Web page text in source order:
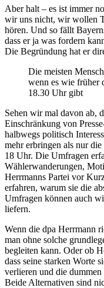
Aber halt – es ist immer
wir uns nicht, wir wollen
hören. Und so fällt
dass er ja was fordern
Die Begründung hat er
Die meisten
wenn es wie früher
18.30 Uhr gibt
Sehen wir mal davon ab,
Einschränkung von
halbwegs politisch
mehr erbringen als nur
18 Uhr. Die Umfragen
Wählerwanderungen,
Herrmanns Partei vor
erfahren, warum sie die
Umfragen können auch
liefern.
Wenn die dpa Herrmann
man ohne solche
begleiten kann. Oder ob
dass seine starken Worte
verlieren und die
Beide Alternativen sind